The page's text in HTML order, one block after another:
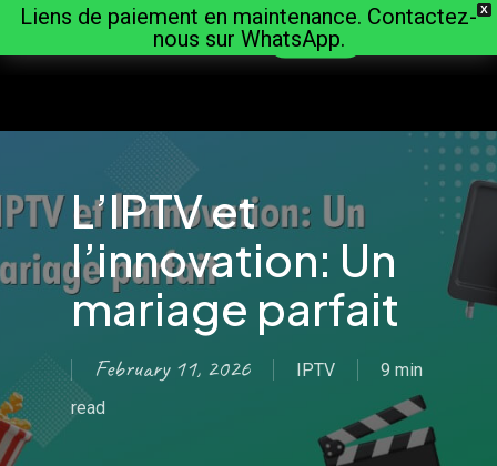
X
Liens de paiement en maintenance. Contactez-
nous sur WhatsApp.
Skip
to
content
Découvrir
L’IPTV et
l’innovation: Un
mariage parfait
February 11, 2026 IPTV
9 min
read